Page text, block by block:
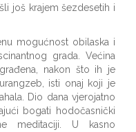
još krajem šezdesetih i
mogućnost obilaska i
grada. Većina
nakon što ih je
isti onaj koji je
Dio dana vjerojatno
bogati hodočasnički
meditaciji. U kasno